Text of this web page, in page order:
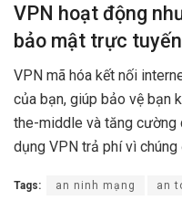
VPN hoạt động
bảo mật trực
VPN mã hóa kết nối
của bạn, giúp bảo vệ bạn
the-middle và tăng cường
dụng VPN trả phí vì chúng
Tags: an ninh mạng an